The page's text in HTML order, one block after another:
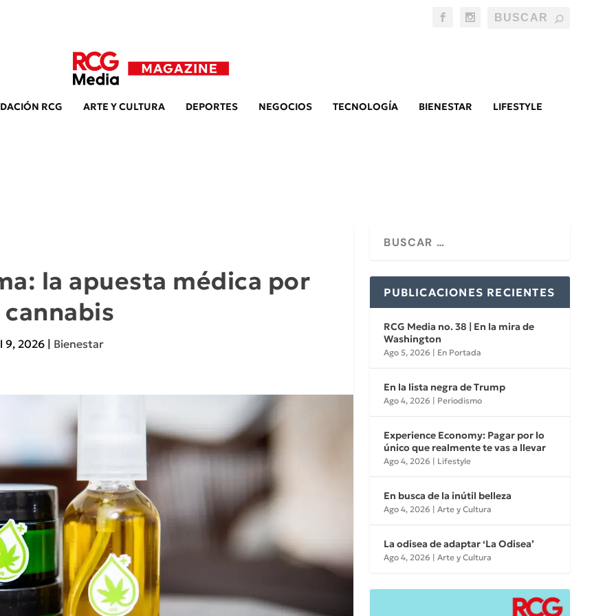
RCG ARTE Y CULTURA DEPORTES NEGOCIOS TECNOLOGÍA BIENESTAR LIFESTYLE
la apuesta médica por
9, 2026 | Bienestar
PUBLICACIONES RECIENTES
RCG Media no. 38 | En la mira de
Washington
Ago 5, 2026 | En Portada
En la lista negra de Trump
Ago 4, 2026 | Periodismo
Experience Economy: Pagar por lo
único que realmente te vas a llevar
Ago 4, 2026 | Lifestyle
En busca de la inútil belleza
Ago 4, 2026 |Arte y Cultura
La odisea de adaptar ‘La Odisea’
Ago 4, 2026 |Arte y Cultura